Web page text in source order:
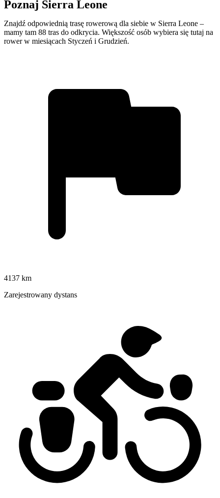
Poznaj Sierra Leone
Znajdź odpowiednią trasę rowerową dla siebie w Sierra Leone –
mamy tam 88 tras do odkrycia. Większość osób wybiera się tutaj na
rower w miesiącach Styczeń i Grudzień.
4137 km
Zarejestrowany dystans